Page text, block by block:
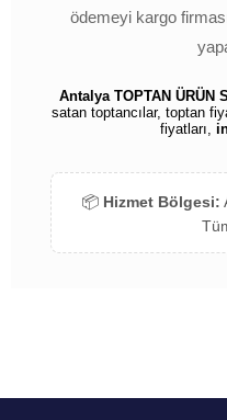
ödemeyi kargo
Antalya TOPTAN ÜRÜN
satan toptancılar, toptan
fiyatları,
📦 Hizmet Bölgesi: